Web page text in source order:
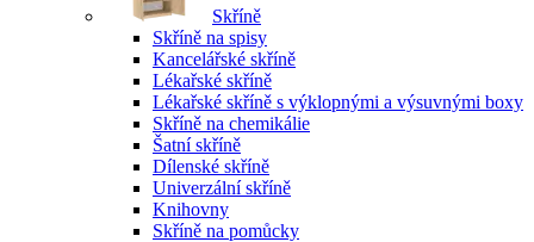
Skříně
Skříně na spisy
Kancelářské skříně
Lékařské skříně
Lékařské skříně s výklopnými a výsuvnými boxy
Skříně na chemikálie
Šatní skříně
Dílenské skříně
Univerzální skříně
Knihovny
Skříně na pomůcky